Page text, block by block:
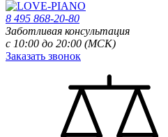
8 495 868-20-80
Заботливая консультация
с 10:00 до 20:00 (МСК)
Заказать звонок